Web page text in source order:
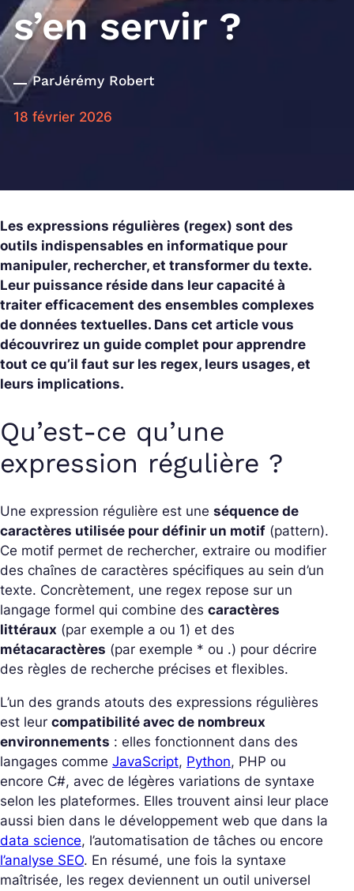
s’en servir ?
ParJérémy Robert
18 février 2026
Les expressions régulières (regex) sont des
outils indispensables en informatique pour
manipuler, rechercher, et transformer du texte.
Leur puissance réside dans leur capacité à
traiter efficacement des ensembles complexes
de données textuelles. Dans cet article vous
découvrirez un guide complet pour apprendre
tout ce qu’il faut sur les regex, leurs usages, et
leurs implications.
Qu’est‑ce qu’une
expression régulière ?
Une expression régulière est une séquence de
caractères utilisée pour définir un motif (pattern).
Ce motif permet de rechercher, extraire ou modifier
des chaînes de caractères spécifiques au sein d’un
texte. Concrètement, une regex repose sur un
langage formel qui combine des caractères
littéraux (par exemple a ou 1) et des
métacaractères (par exemple * ou .) pour décrire
des règles de recherche précises et flexibles.
L’un des grands atouts des expressions régulières
est leur compatibilité avec de nombreux
environnements : elles fonctionnent dans des
langages comme JavaScript, Python, PHP ou
encore C#, avec de légères variations de syntaxe
selon les plateformes. Elles trouvent ainsi leur place
aussi bien dans le développement web que dans la
data science, l’automatisation de tâches ou encore
l’analyse SEO. En résumé, une fois la syntaxe
maîtrisée, les regex deviennent un outil universel